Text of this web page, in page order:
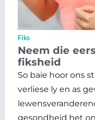
Fiks
Neem die
fiksheid
So baie hoor ons
verliese ly en as
gesondheid het